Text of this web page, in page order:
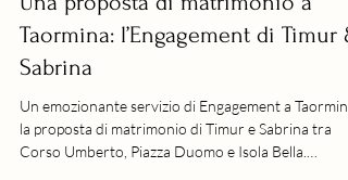
Prewedding - Engagement
Una proposta di matrimonio a
Taormina: l’Engagement di Timur &
Sabrina
Un emozionante servizio di Engagement a